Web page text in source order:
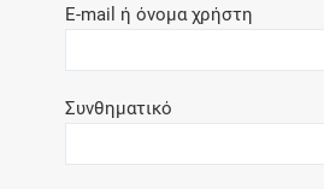
και
E-mail ή όνομα χρήστη
Συνθηματικό